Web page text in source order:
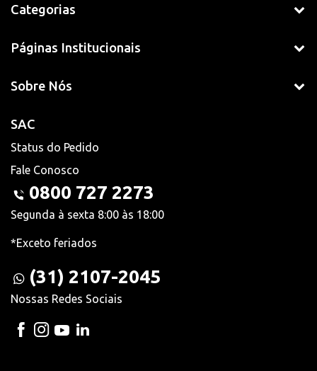
Categorias
Páginas Institucionais
Sobre Nós
SAC
Status do Pedido
Fale Conosco
0800 727 2273
Segunda à sexta 8:00 às 18:00
*Exceto feriados
(31) 2107-2045
Nossas Redes Sociais